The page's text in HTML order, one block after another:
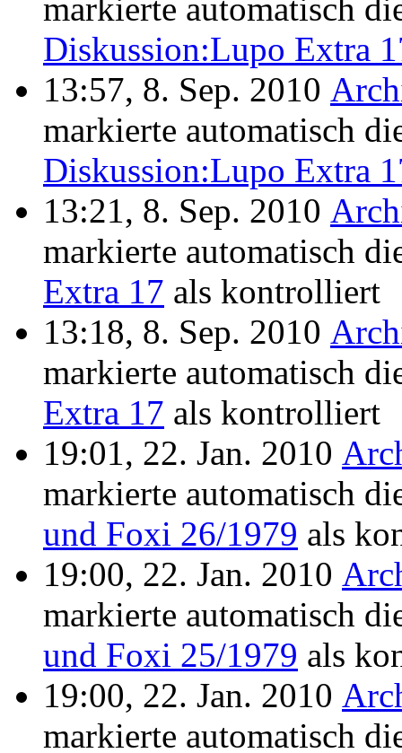
markierte automatisch
Diskussion:Lupo Extra
13:57, 8. Sep. 2010
markierte automatisch
Diskussion:Lupo Extra
13:21, 8. Sep. 2010
markierte automatisch
Extra 17 als kontrolliert
13:18, 8. Sep. 2010
markierte automatisch
Extra 17 als kontrolliert
19:01, 22. Jan. 2010
markierte automatisch
und Foxi 26/1979 als
19:00, 22. Jan. 2010
markierte automatisch
und Foxi 25/1979 als
19:00, 22. Jan. 2010
markierte automatisch